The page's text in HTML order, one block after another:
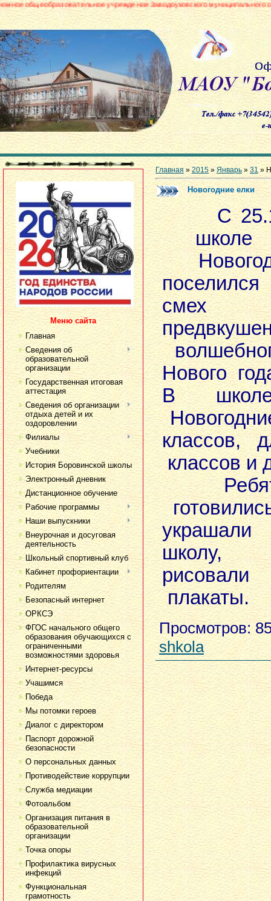
учреждение Заводоуковского муниципального округа
Меню сайта
Главная
Сведения об
образовательной
организации
Государственная итоговая
аттестация
Сведения об организации
отдыха детей и их
оздоровлении
Филиалы
Учебники
История Боровинской школы
Электронный дневник
Дистанционное обучение
Рабочие программы
Наши выпускники
Внеурочная и досуговая
деятельность
Школьный спортивный клуб
Кабинет профориентации
Родителям
Безопасный интернет
ОРКСЭ
ФГОС начального общего
образования обучающихся с
ограниченными
возможностями здоровья
Интернет-ресурсы
Учашимся
Победа
Мы потомки героев
Диалог с директором
Паспорт дорожной
безопасности
О персональных данных
Противодействие коррупции
Служба медиации
Фотоальбом
Организация питания в
образовательной
организации
Точка опоры
Профилактика вирусных
инфекций
Функциональная
грамотность
Главная »2015 » Январь » 31 »
Новогодние елки
С
школе
смех
Нового
В
классов,
классов и
Ребята
школу,
плакаты.
Просмотров:
shkola